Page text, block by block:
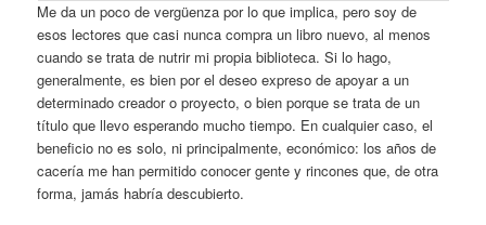
Me da un poco de vergüenza por lo que implica, pero soy de
esos lectores que casi nunca compra un libro nuevo, al menos
cuando se trata de nutrir mi propia biblioteca. Si lo hago,
generalmente, es bien por el deseo expreso de apoyar a un
determinado creador o proyecto, o bien porque se trata de un
título que llevo esperando mucho tiempo. En cualquier caso, el
beneficio no es solo, ni principalmente, económico: los años de
cacería me han permitido conocer gente y rincones que, de otra
forma, jamás habría descubierto.